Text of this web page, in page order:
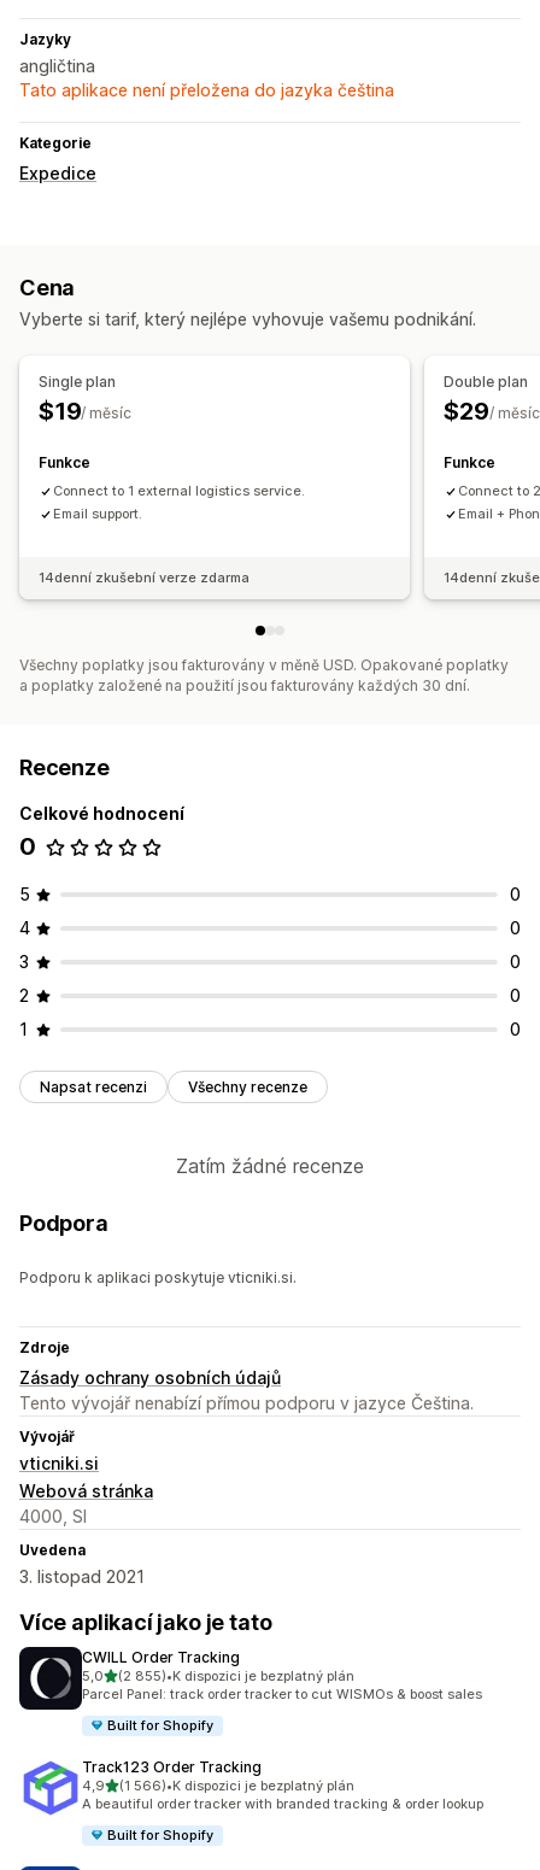
Jazyky
angličtina
Tato aplikace není přeložena do jazyka čeština
Kategorie
Expedice
Cena
Vyberte si tarif, který nejlépe vyhovuje vašemu podnikání.
Single plan
$19/ měsíc
Funkce
Connect to 1 external logistics service.
Email support.
14denní zkušební verze zdarma
Double plan
$29/ měsíc
Funkce
Connect to
Email +
14denní
Všechny poplatky jsou fakturovány v měně USD. Opakované poplatky
a poplatky založené na použití jsou fakturovány každých 30 dní.
Recenze
Celkové hodnocení
0
5
0
4
0
3
0
2
0
1
0
Napsat recenzi Všechny recenze
Zatím žádné recenze
Podpora
Podporu k aplikaci poskytuje vticniki.si.
Zdroje
Zásady ochrany osobních údajů
Tento vývojář nenabízí přímou podporu v jazyce Čeština.
Vývojář
vticniki.si
Webová stránka
4000, SI
Uvedena
3. listopad 2021
Více aplikací jako je tato
CWILL Order Tracking
5,0z 5 hvězd
(2 855)
Celkový počet recenzí: 2855
•K dispozici je bezplatný plán
Parcel Panel: track order tracker to cut WISMOs & boost sales
Built for Shopify
Track123 Order Tracking
4,9z 5 hvězd
(1 566)
Celkový počet recenzí: 1566
•K dispozici je bezplatný plán
A beautiful order tracker with branded tracking & order lookup
Built for Shopify